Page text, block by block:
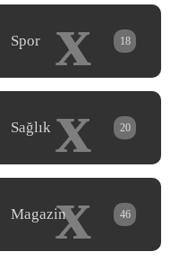
x
Spor 18
x
Sağlık 20
x
Magazin 46